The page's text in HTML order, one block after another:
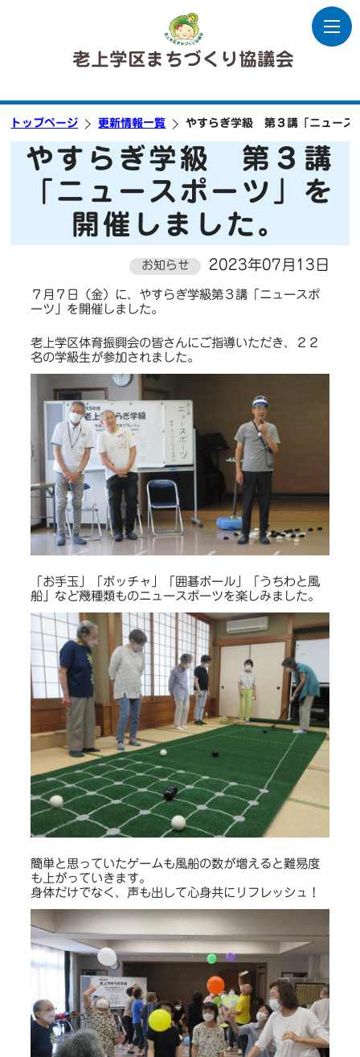
老上学区まちづくり協議会
トップページ 更新情報一覧 やすらぎ学級 第３講「ニュース
やすらぎ学級 第３講
「ニュースポーツ」を
開催しました。
お知らせ 2023年07月13日
７月７日（金）に、やすらぎ学級第３講「ニュースポ
ーツ」を開催しました。
老上学区体育振興会の皆さんにご指導いただき、２２
名の学級生が参加されました。
「お手玉」「ボッチャ」「囲碁ボール」「うちわと風
船」など幾種類ものニュースポーツを楽しみました。
簡単と思っていたゲームも風船の数が増えると難易度
も上がっていきます。
身体だけでなく、声も出して心身共にリフレッシュ！